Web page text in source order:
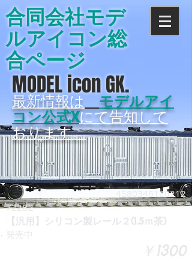
合同会社モデ
ルアイコン総
合ページ
MODEL icon GK.
最新情報は
モデルアイ
コン公式Xにて告知して
おります。
4580346120212
722B2